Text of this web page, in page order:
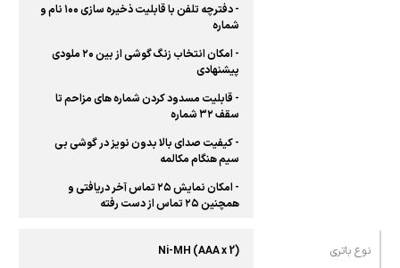
- دفترچه تلفن با قابلیت ذخیره سازی ۱۰۰ نام و
شماره
- امکان انتخاب زنگ گوشی از بین ۲۰ ملودی
پیشنهادی
- قابلیت مسدود کردن شماره های مزاحم تا
سقف ۳۲ شماره
- کیفیت صدای بالا بدون نویز در گوشی بی
سیم هنگام مکالمه
- امکان نمایش ۲۵ تماس آخر دریافتی و
همچنین ۲۵ تماس از دست رفته
نوع باتری (Ni-MH (AAA x 2